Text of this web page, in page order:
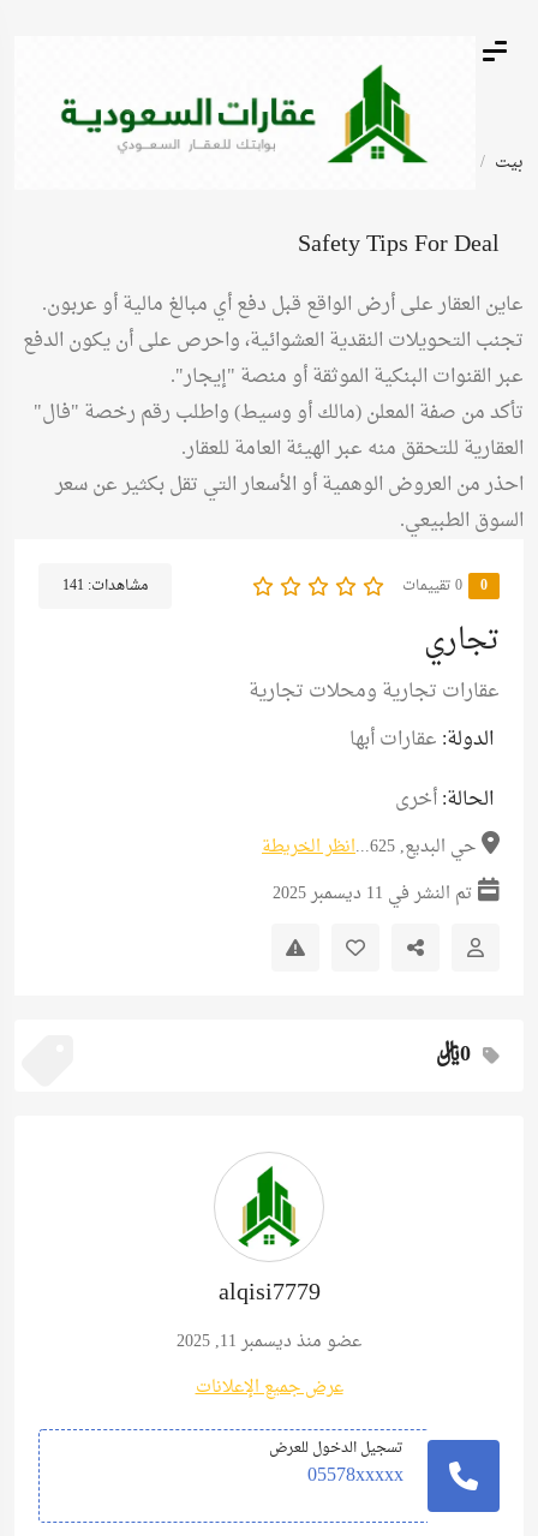
بيت أعلانات مبوبة تجاري
0 ‫0 تقييمات مشاهدات: 141
تجاري
عقارات تجارية ومحلات تجارية
الدولة: عقارات أبها
الحالة:أخرى
حي البديع, 625...
انظر الخريطة
تم النشر في 11 ديسمبر 2025
0ريال
alqisi7779
عضو منذ ديسمبر 11, 2025
عرض جميع الإعلانات
تسجيل الدخول للعرض
05578xxxxx
Safety Tips For Deal
عاين العقار على أرض الواقع قبل دفع أي مبالغ مالية أو عربون.
تجنب التحويلات النقدية العشوائية، واحرص على أن يكون الدفع
عبر القنوات البنكية الموثقة أو منصة "إيجار".
تأكد من صفة المعلن (مالك أو وسيط) واطلب رقم رخصة "فال"
العقارية للتحقق منه عبر الهيئة العامة للعقار.
احذر من العروض الوهمية أو الأسعار التي تقل بكثير عن سعر
السوق الطبيعي.